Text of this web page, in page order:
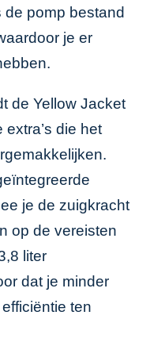
pomp bestand
je er
de Yellow Jacket
die het
je de zuigkracht
op de vereisten
liter
dat je minder
ten